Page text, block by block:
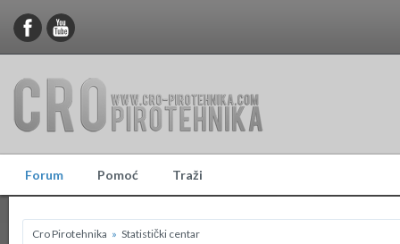
Forum Pomoć Traži
Cro Pirotehnika » Statistički centar